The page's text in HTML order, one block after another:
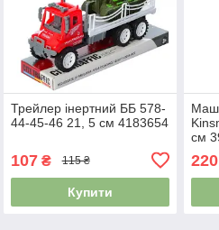
Трейлер інертний ББ 578-
44-45-46 21, 5 см 4183654
107₴ 115 ₴
Купити
см
220